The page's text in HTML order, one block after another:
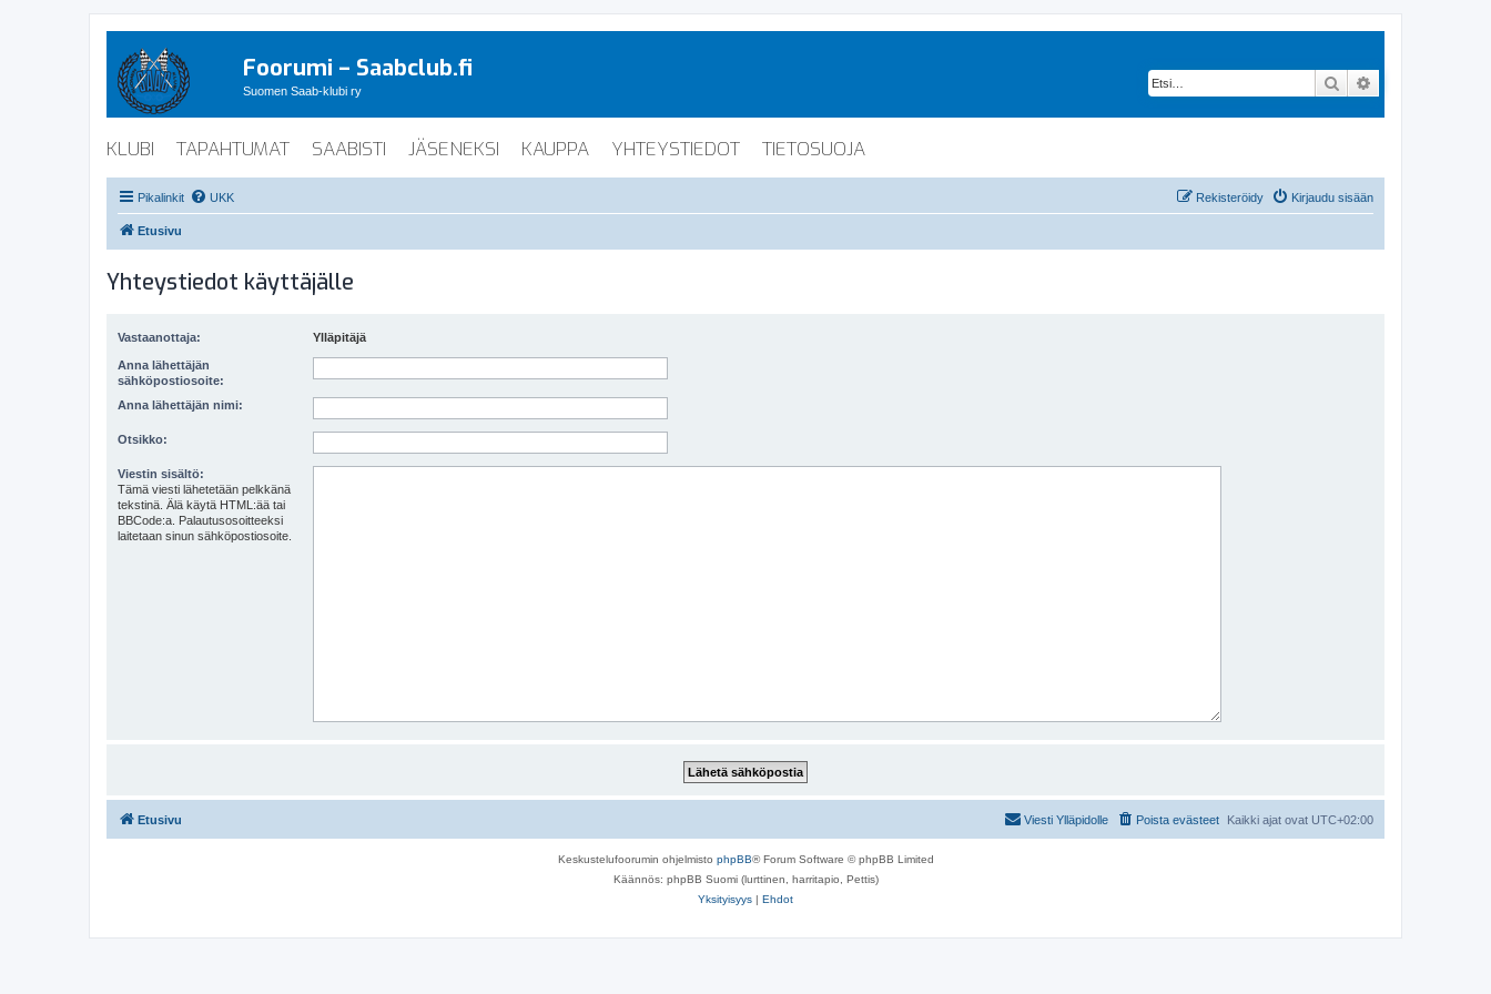
Foorumi – Saabclub.fi
Suomen Saab-klubi ry Etsi
KLUBI TAPAHTUMAT SAABISTI JÄSENEKSI KAUPPA YHTEYSTIEDOT TIETOSUOJA
Pikalinkit UKK Kirjaudu sisään
Rekisteröidy
Etusivu
Yhteystiedot käyttäjälle
Vastaanottaja: Ylläpitäjä
Anna lähettäjän
sähköpostiosoite:
Anna lähettäjän nimi:
Otsikko:
Viestin sisältö:
Tämä viesti lähetetään pelkkänä
tekstinä. Älä käytä HTML:ää tai
BBCode:a. Palautusosoitteeksi
laitetaan sinun sähköpostiosoite.
Etusivu Kaikki ajat ovat UTC+02:00
Poista evästeet
Viesti Ylläpidolle
Keskustelufoorumin ohjelmisto phpBB® Forum Software © phpBB Limited
Käännös: phpBB Suomi (lurttinen, harritapio, Pettis)
Yksityisyys | Ehdot